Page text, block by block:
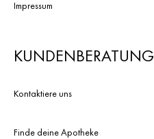
Impressum
KUNDENBERATUNG
Kontaktiere uns
Finde deine Apotheke